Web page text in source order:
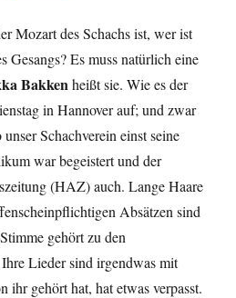
Mozart des Schachs ist, wer ist
Gesangs? Es muss natürlich eine
Bakken heißt sie. Wie es der
in Hannover auf; und zwar
Schachverein einst seine
war begeistert und der
(HAZ) auch. Lange Haare
Absätzen sind
gehört zu den
Lieder sind irgendwas mit
ihr gehört hat, hat etwas verpasst.